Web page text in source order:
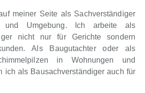
meiner Seite als Sachverständiger
und Umgebung. Ich arbeite als
nicht nur für Gerichte sondern
Als Baugutachter oder als
in Wohnungen und
ich als Bausachverständiger auch für